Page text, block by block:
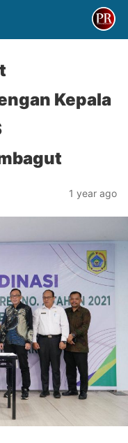
Kepala
1 year ago